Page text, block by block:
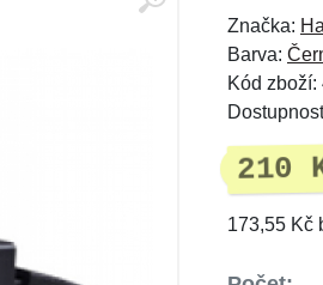
Značka:
Barva:
Kód zboží:
210
173,55 Kč